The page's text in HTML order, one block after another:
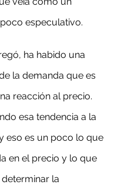
especulativo.
ha habido una
la demanda que es
reacción al precio.
esa tendencia a la
eso es un poco lo que
en el precio y lo que
la